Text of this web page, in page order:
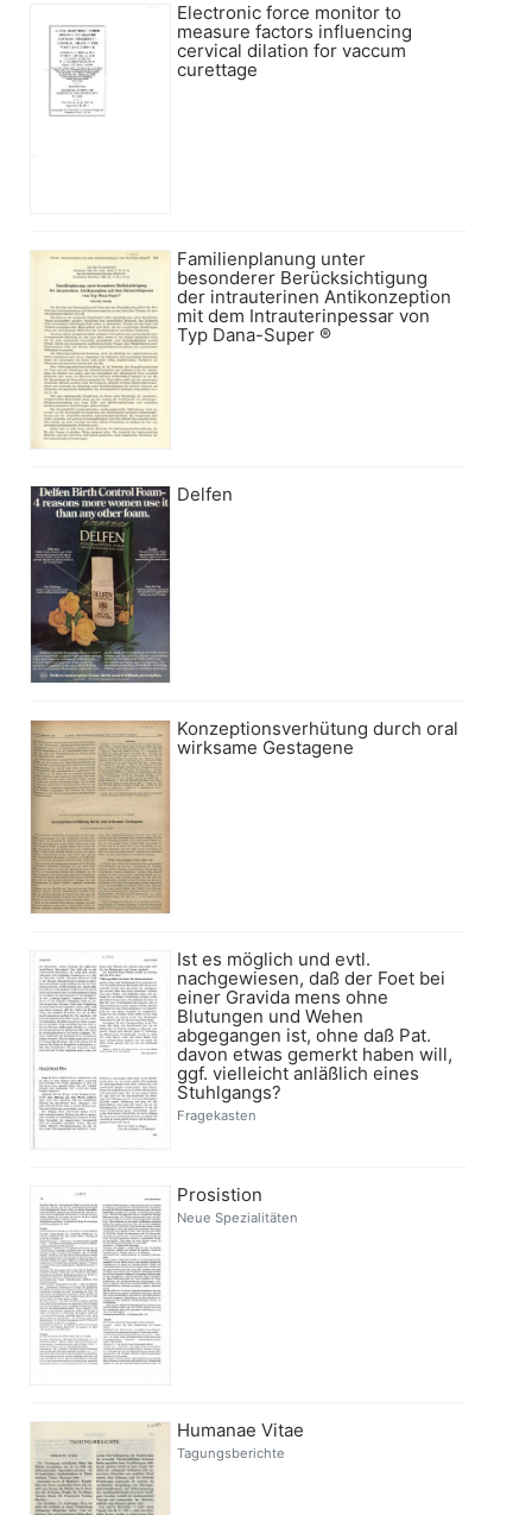
Electronic force monitor to
measure factors influencing
cervical dilation for vaccum
curettage
Familienplanung unter
besonderer Berücksichtigung
der intrauterinen Antikonzeption
mit dem Intrauterinpessar von
Typ Dana-Super ®
Delfen
Konzeptionsverhütung durch oral
wirksame Gestagene
Ist es möglich und evtl.
nachgewiesen, daß der Foet bei
einer Gravida mens ohne
Blutungen und Wehen
abgegangen ist, ohne daß Pat.
davon etwas gemerkt haben will,
ggf. vielleicht anläßlich eines
Stuhlgangs?
Fragekasten
Prosistion
Neue Spezialitäten
Humanae Vitae
Tagungsberichte